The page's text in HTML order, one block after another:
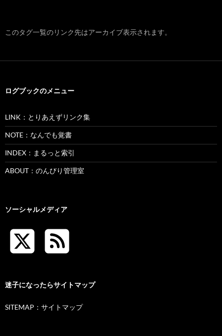
このタグ一覧のリンク先はアーカイブ表示されます。
ログブックのメニュー
LINK：とりあえずリンク集
NOTE：なんでも覚書
INDEX：まるっと索引
ABOUT：のんびり管理室
ソーシャルメディア
迷子になったらサイトマップ
SITEMAP：サイトマップ